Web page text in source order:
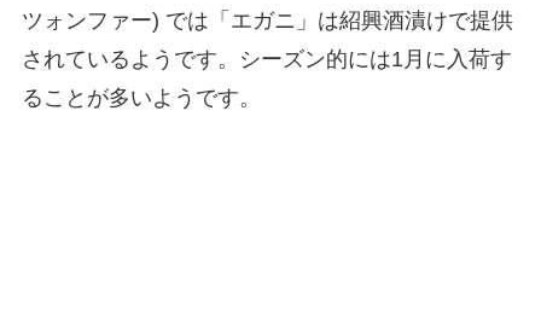
ツォンファー) では「エガニ」は紹興酒漬けで提供
されているようです。シーズン的には1月に入荷す
ることが多いようです。